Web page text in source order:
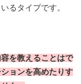
るタイプです。
を教えることはで
ョンを高めたりす